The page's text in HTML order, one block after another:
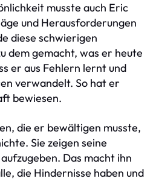
musste auch Eric
und Herausforderungen
diese schwierigen
dem gemacht, was er heute
er aus Fehlern lernt und
verwandelt. So hat er
bewiesen.
die er bewältigen musste,
Sie zeigen seine
Das macht ihn
die Hindernisse haben und